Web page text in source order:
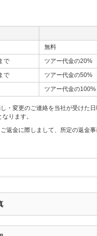
無料
で
ツアー代金の20%
で
ツアー代金の50%
ツアー代金の100%
・変更のご連絡を当社が受けた
ります。
返金に際しまして、所定の返金